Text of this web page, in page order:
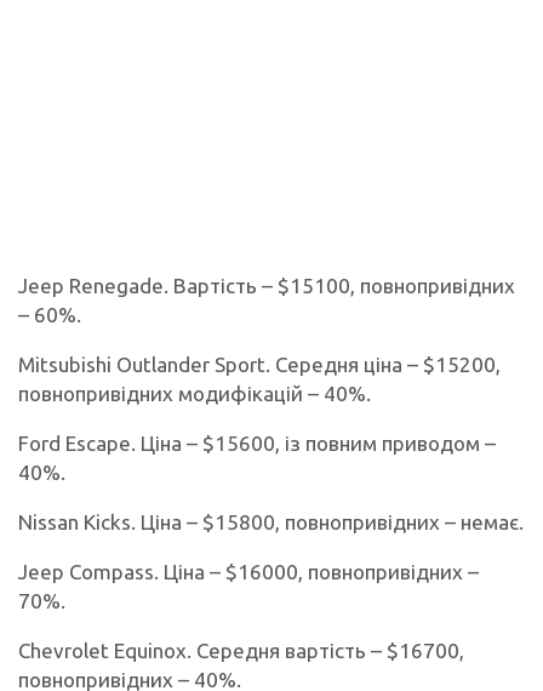
Jeep Renegade. Вартість – $15100, повнопривідних
– 60%.
Mitsubishi Outlander Sport. Середня ціна – $15200,
повнопривідних модифікацій – 40%.
Ford Escape. Ціна – $15600, із повним приводом –
40%.
Nissan Kicks. Ціна – $15800, повнопривідних – немає.
Jeep Compass. Ціна – $16000, повнопривідних –
70%.
Chevrolet Equinox. Середня вартість – $16700,
повнопривідних – 40%.